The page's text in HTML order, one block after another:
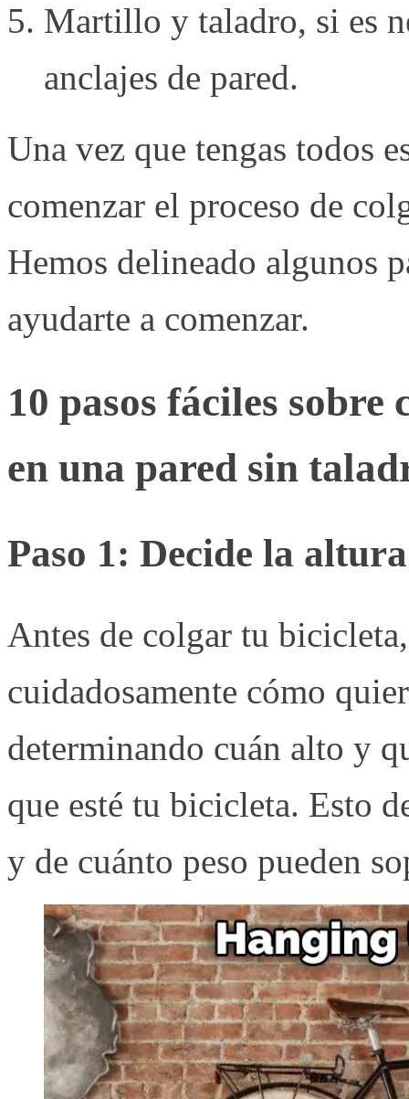
Martillo y taladro, si es
anclajes de pared.
Una vez que tengas todos
comenzar el proceso de
Hemos delineado algunos
ayudarte a comenzar.
10 pasos fáciles
en una pared sin
Paso 1: Decide la altura
Antes de colgar tu
cuidadosamente cómo
determinando cuán alto y
que esté tu bicicleta. Esto
y de cuánto peso pueden